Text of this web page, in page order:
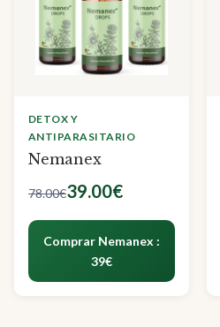
DETOX Y
ANTIPARASITARIO
Nemanex
78.00€39.00€
Comprar Nemanex :
39€